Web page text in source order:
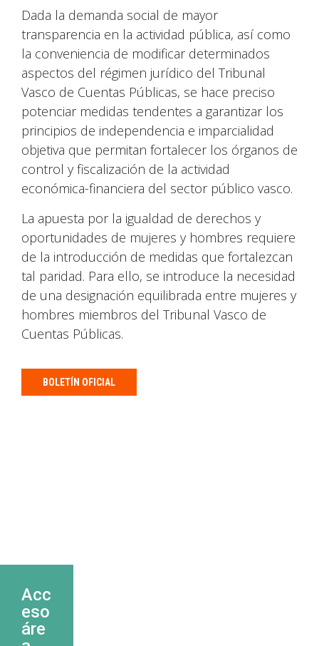
Dada la demanda social de mayor
transparencia en la actividad pública, así como
la conveniencia de modificar determinados
aspectos del régimen jurídico del Tribunal
Vasco de Cuentas Públicas, se hace preciso
potenciar medidas tendentes a garantizar los
principios de independencia e imparcialidad
objetiva que permitan fortalecer los órganos de
control y fiscalización de la actividad
económica-financiera del sector público vasco.
La apuesta por la igualdad de derechos y
oportunidades de mujeres y hombres requiere
de la introducción de medidas que fortalezcan
tal paridad. Para ello, se introduce la necesidad
de una designación equilibrada entre mujeres y
hombres miembros del Tribunal Vasco de
Cuentas Públicas.
BOLETÍN OFICIAL
Acc
eso
áre